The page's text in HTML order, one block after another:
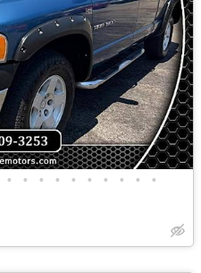
• • • • • • • • • •